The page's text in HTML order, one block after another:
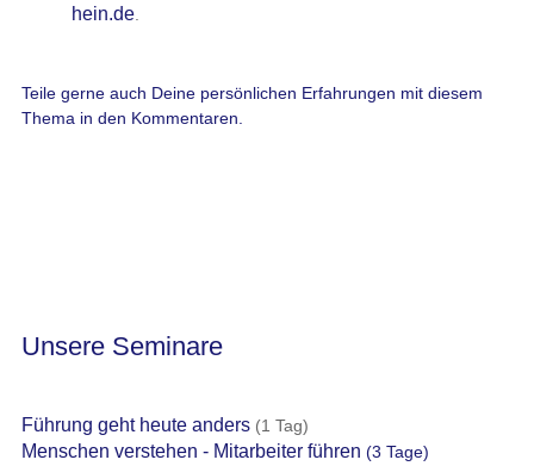
hein.de.
Teile gerne auch Deine persönlichen Erfahrungen mit diesem
Thema in den Kommentaren.
Unsere Seminare
Führung geht heute anders(1 Tag)
Menschen verstehen - Mitarbeiter führen (3 Tage)